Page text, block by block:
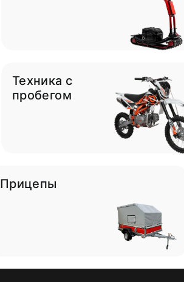
Техника с
пробегом
Прицепы